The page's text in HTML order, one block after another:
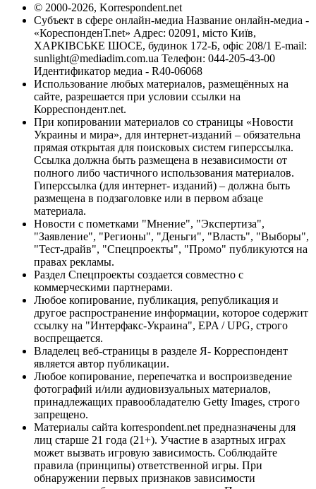
© 2000-2026, Korrespondent.net
Субъект в сфере онлайн-медиа Название онлайн-медиа -
«КореспонденТ.net» Адрес: 02091, місто Київ,
ХАРКІВСЬКЕ ШОСЕ, будинок 172-Б, офіс 208/1 E-mail:
sunlight@mediadim.com.ua Телефон: 044-205-43-00
Идентификатор медиа - R40-06068
Использование любых материалов, размещённых на
сайте, разрешается при условии ссылки на
Корреспондент.net.
При копировании материалов со страницы «Новости
Украины и мира», для интернет-изданий – обязательна
прямая открытая для поисковых систем гиперссылка.
Ссылка должна быть размещена в независимости от
полного либо частичного использования материалов.
Гиперссылка (для интернет- изданий) – должна быть
размещена в подзаголовке или в первом абзаце
материала.
Новости с пометками "Мнение", "Экспертиза",
"Заявление", "Регионы", "Деньги", "Власть", "Выборы",
"Тест-драйв", "Спецпроекты", "Промо" публикуются на
правах рекламы.
Раздел Спецпроекты создается совместно с
коммерческими партнерами.
Любое копирование, публикация, републикация и
другое распространение информации, которое содержит
ссылку на "Интерфакс-Украина", EPA / UPG, строго
воспрещается.
Владелец веб-страницы в разделе Я- Корреспондент
является автор публикации.
Любое копирование, перепечатка и воспроизведение
фотографий и/или аудиовизуальных материалов,
принадлежащих правообладателю Getty Images, строго
запрещено.
Материалы сайта korrespondent.net предназначены для
лиц старше 21 года (21+). Участие в азартных играх
может вызвать игровую зависимость. Соблюдайте
правила (принципы) ответственной игры. При
обнаружении первых признаков зависимости